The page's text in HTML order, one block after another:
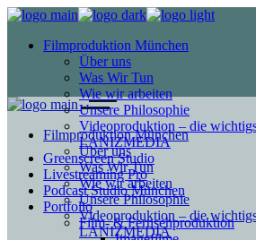
Filmproduktion München
Über uns
Was Wir Tun
Wie wir arbeiten
Unsere Philosophie
Videoproduktion – die
LANIZMEDIA
Greenscreen Studio
Livestreaming Pro
Podcast Studio München
Portfolio
Film- & Fernsehproduktion
Filmproduktion München
Über uns
Was Wir Tun
Wie wir arbeiten
Unsere Philosophie
Videoproduktion – die
LANIZMEDIA